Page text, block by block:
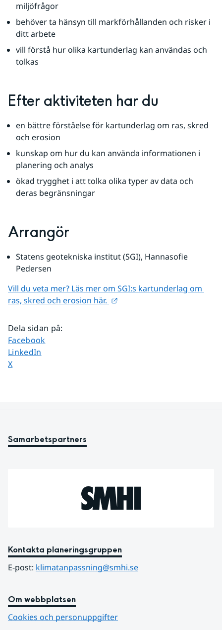
miljöfrågor
behöver ta hänsyn till markförhållanden och risker i
ditt arbete
vill förstå hur olika kartunderlag kan användas och
tolkas
Efter aktiviteten har du
en bättre förståelse för kartunderlag om ras, skred
och erosion
kunskap om hur du kan använda informationen i
planering och analys
ökad trygghet i att tolka olika typer av data och
deras begränsningar
Arrangör
Statens geotekniska institut (SGI), Hannasofie
Pedersen
Vill du veta mer? Läs mer om SGI:s kartunderlag om
ras, skred och erosion här.
Dela sidan på:
Dela sidan på
Facebook
Dela sidan på
LinkedIn
Dela sidan på
X
Samarbetspartners
Kontakta planeringsgruppen
E-post: klimatanpassning@smhi.se
Om webbplatsen
Cookies och personuppgifter